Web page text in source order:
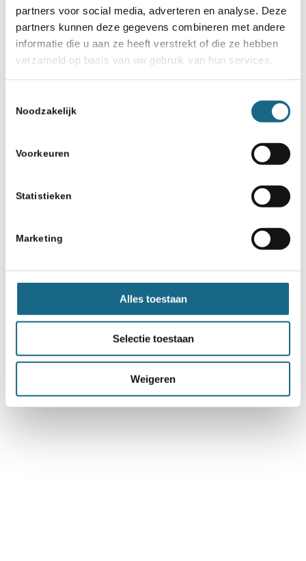
partners voor social media, adverteren en analyse. Deze
partners kunnen deze gegevens combineren met andere
informatie die u aan ze heeft verstrekt of die ze hebben
verzameld op basis van uw gebruik van hun services.
Noodzakelijk
Voorkeuren
Statistieken
Marketing
Alles toestaan
Selectie toestaan
Weigeren